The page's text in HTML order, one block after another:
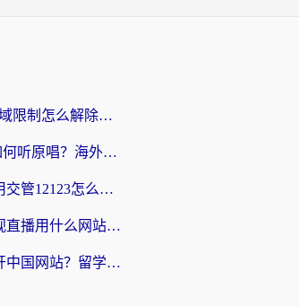
优酷手机app地域限制怎么解除？海外党亲测有效的追剧方案
全民K歌国外如何听原唱？海外党亲测有效的回国加速器选择指南
在海外如果使用交管12123怎么处理？留学生亲测有效的回国加速方案
海外看国内电视直播用什么网站比较好？一篇解决你所有追剧难题的实用指南
在国外如何打开中国网站？留学生与海外华人的无缝访问指南